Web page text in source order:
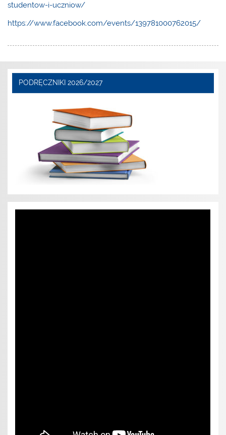
studentow-i-uczniow/
https://www.facebook.com/events/139781000762015/
PODRĘCZNIKI 2026/2027